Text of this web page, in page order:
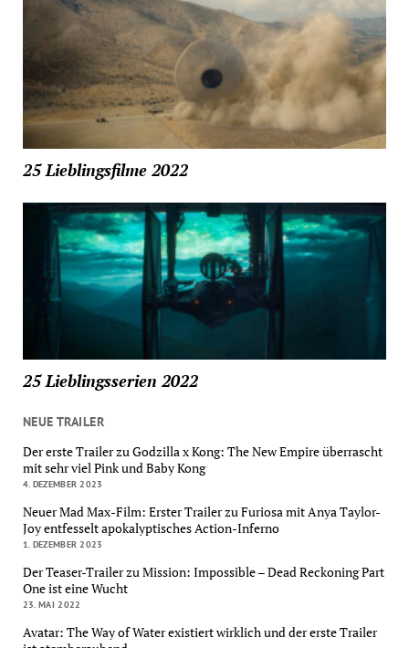
25 Lieblingsfilme 2022
25 Lieblingsserien 2022
NEUE TRAILER
Der erste Trailer zu Godzilla x Kong: The New Empire überrascht
mit sehr viel Pink und Baby Kong
4. DEZEMBER 2023
Neuer Mad Max-Film: Erster Trailer zu Furiosa mit Anya Taylor-
Joy entfesselt apokalyptisches Action-Inferno
1. DEZEMBER 2023
Der Teaser-Trailer zu Mission: Impossible – Dead Reckoning Part
One ist eine Wucht
23. MAI 2022
Avatar: The Way of Water existiert wirklich und der erste Trailer